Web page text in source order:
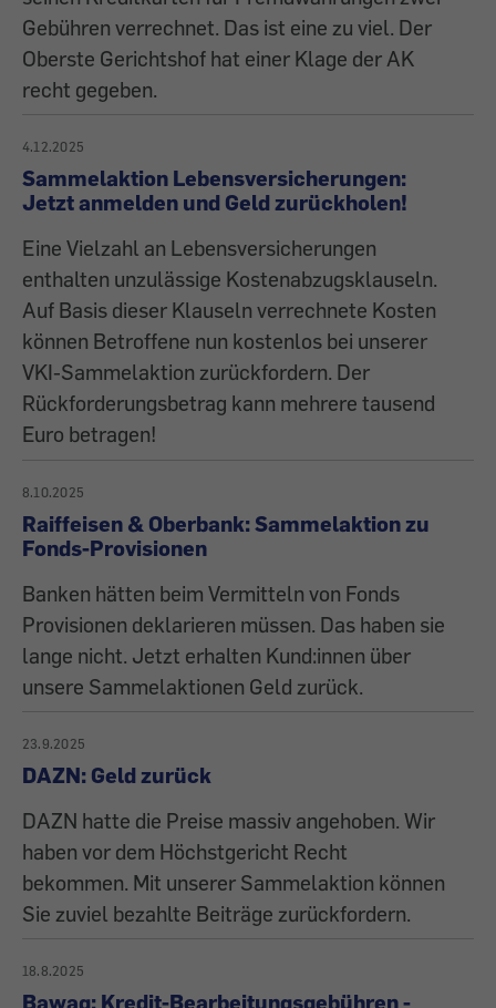
Gebühren verrechnet. Das ist eine zu viel. Der
Oberste Gerichtshof hat einer Klage der AK
recht gegeben.
4.12.2025
Sammelaktion Lebensversicherungen:
Jetzt anmelden und Geld zurückholen!
Eine Vielzahl an Lebensversicherungen
enthalten unzulässige Kostenabzugsklauseln.
Auf Basis dieser Klauseln verrechnete Kosten
können Betroffene nun kostenlos bei unserer
VKI-Sammelaktion zurückfordern. Der
Rückforderungsbetrag kann mehrere tausend
Euro betragen!
8.10.2025
Raiffeisen & Oberbank: Sammelaktion zu
Fonds-Provisionen
Banken hätten beim Vermitteln von Fonds
Provisionen deklarieren müssen. Das haben sie
lange nicht. Jetzt erhalten Kund:innen über
unsere Sammelaktionen Geld zurück.
23.9.2025
DAZN: Geld zurück
DAZN hatte die Preise massiv angehoben. Wir
haben vor dem Höchstgericht Recht
bekommen. Mit unserer Sammelaktion können
Sie zuviel bezahlte Beiträge zurückfordern.
18.8.2025
Bawag: Kredit-Bearbeitungsgebühren -